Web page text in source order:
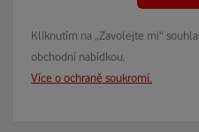
Kliknutím na „Zavolejte mi“
obchodní nabídkou.
Více o ochraně soukromí.